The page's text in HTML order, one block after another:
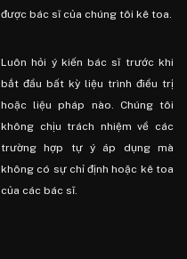
được bác sĩ của chúng tôi kê toa.
Luôn hỏi ý kiến ​​bác sĩ trước khi
bắt đầu bất kỳ liệu trình điều trị
hoặc liệu pháp nào. Chúng tôi
không chịu trách nhiệm về các
trường hợp tự ý áp dụng mà
không có sự chỉ định hoặc kê toa
của các bác sĩ.